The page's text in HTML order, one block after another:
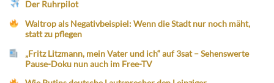
Der Ruhrpilot
Waltrop als Negativbeispiel: Wenn die Stadt nur noch mäht,
statt zu pflegen
„Fritz Litzmann, mein Vater und ich“ auf 3sat – Sehenswerte
Pause-Doku nun auch im Free-TV